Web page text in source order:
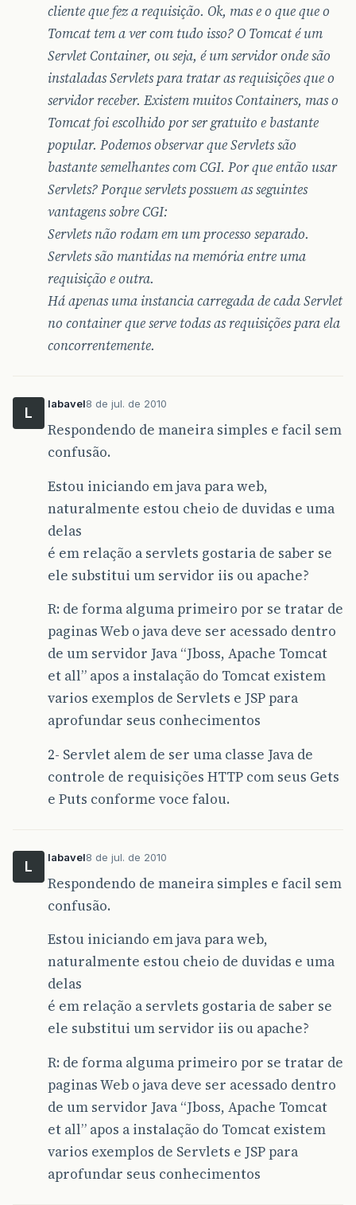
cliente que fez a requisição. Ok, mas e o que que o
Tomcat tem a ver com tudo isso? O Tomcat é um
Servlet Container, ou seja, é um servidor onde são
instaladas Servlets para tratar as requisições que o
servidor receber. Existem muitos Containers, mas o
Tomcat foi escolhido por ser gratuito e bastante
popular. Podemos observar que Servlets são
bastante semelhantes com CGI. Por que então usar
Servlets? Porque servlets possuem as seguintes
vantagens sobre CGI:
Servlets não rodam em um processo separado.
Servlets são mantidas na memória entre uma
requisição e outra.
Há apenas uma instancia carregada de cada Servlet
no container que serve todas as requisições para ela
concorrentemente.
L
labavel8 de jul. de 2010
Respondendo de maneira simples e facil sem
confusão.
Estou iniciando em java para web,
naturalmente estou cheio de duvidas e uma
delas
é em relação a servlets gostaria de saber se
ele substitui um servidor iis ou apache?
R: de forma alguma primeiro por se tratar de
paginas Web o java deve ser acessado dentro
de um servidor Java “Jboss, Apache Tomcat
et all” apos a instalação do Tomcat existem
varios exemplos de Servlets e JSP para
aprofundar seus conhecimentos
2- Servlet alem de ser uma classe Java de
controle de requisições HTTP com seus Gets
e Puts conforme voce falou.
L
labavel8 de jul. de 2010
Respondendo de maneira simples e facil sem
confusão.
Estou iniciando em java para web,
naturalmente estou cheio de duvidas e uma
delas
é em relação a servlets gostaria de saber se
ele substitui um servidor iis ou apache?
R: de forma alguma primeiro por se tratar de
paginas Web o java deve ser acessado dentro
de um servidor Java “Jboss, Apache Tomcat
et all” apos a instalação do Tomcat existem
varios exemplos de Servlets e JSP para
aprofundar seus conhecimentos